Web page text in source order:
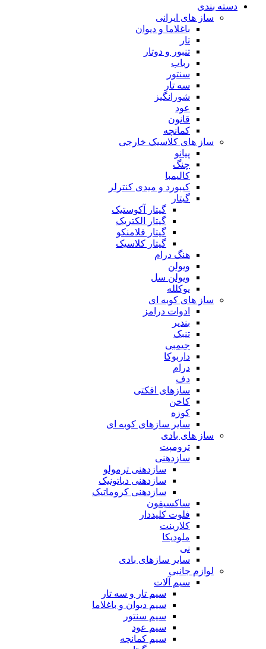
دسته بندی
ساز های ایرانی
باغلاما و دیوان
تار
تنبور و دوتار
رباب
سنتور
سه تار
شورانگیز
عود
قانون
کمانچه
ساز های کلاسیک خارجی
پیانو
چنگ
کالیمبا
کیبورد و میدی کنترلر
گیتار
گیتار آکوستیک
گیتار الکتریک
گیتار فلامنکو
گیتار کلاسیک
هنگ درام
ویولن
ویولن سل
یوکلله
ساز های کوبه ای
ادوات درامز
بندیر
تنبک
جیمبی
داربوکا
درام
دف
سازهای افکتی
کاخن
کوزه
سایر سازهای کوبه ای
ساز های بادی
ترومپت
سازدهنی
سازدهنی ترمولو
سازدهنی دیاتونیک
سازدهنی کروماتیک
ساکسیفون
فلوت کلیددار
کلارینت
ملودیکا
نی
سایر سازهای بادی
لوازم جانبی
سیم آلات
سیم تار و سه تار
سیم دیوان و باغلاما
سیم سنتور
سیم عود
سیم کمانچه